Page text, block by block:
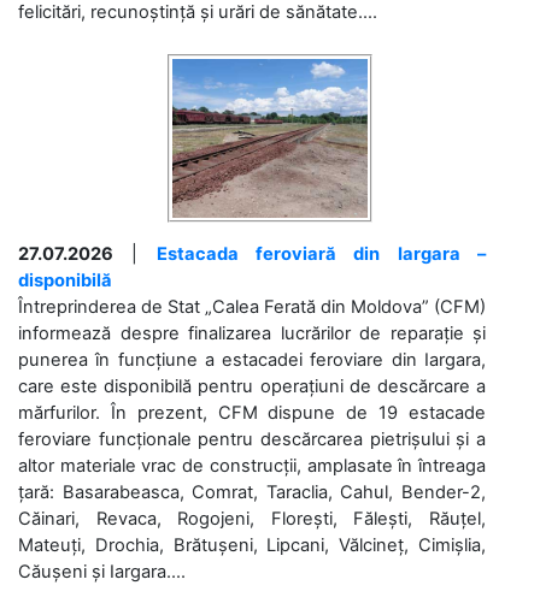
felicitări, recunoștință și urări de sănătate....
27.07.2026
Estacada feroviară din Iargara –
disponibilă
Întreprinderea de Stat „Calea Ferată din Moldova” (CFM)
informează despre finalizarea lucrărilor de reparație și
punerea în funcțiune a estacadei feroviare din Iargara,
care este disponibilă pentru operațiuni de descărcare a
mărfurilor. În prezent, CFM dispune de 19 estacade
feroviare funcționale pentru descărcarea pietrișului și a
altor materiale vrac de construcții, amplasate în întreaga
țară: Basarabeasca, Comrat, Taraclia, Cahul, Bender-2,
Căinari, Revaca, Rogojeni, Florești, Fălești, Răuțel,
Mateuți, Drochia, Brătușeni, Lipcani, Vălcineț, Cimișlia,
Căușeni și Iargara....